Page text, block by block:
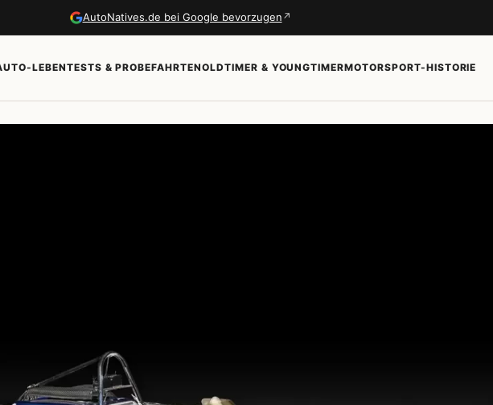
AutoNatives.de bei Google bevorzugen ↗
LEBENTESTS & PROBEFAHRTENOLDTIMER & YOUNGTIMERMOTORSPORT-HISTORIE